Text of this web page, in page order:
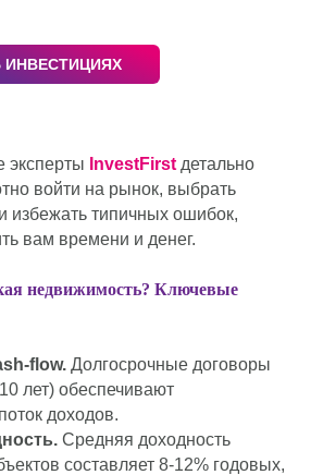
ИНВЕСТИЦИЯХ
эксперты InvestFirst детально
войти на рынок, выбрать
избежать типичных ошибок,
вам времени и денег.
недвижимость? Ключевые
flow. Долгосрочные договоры
лет) обеспечивают
доходов.
Средняя доходность
составляет 8-12% годовых,